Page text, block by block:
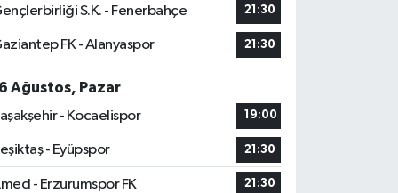
S.K. - Fenerbahçe 21:30
FK - Alanyaspor 21:30
Ağustos, Pazar
- Kocaelispor
19:00
- Eyüpspor 21:30
- Erzurumspor FK 21:30